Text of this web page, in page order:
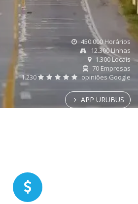
450.000 Horários
12.300 Linhas
1.300 Locais
70 Empresas
1.230
opiniões Google
APP URUBUS